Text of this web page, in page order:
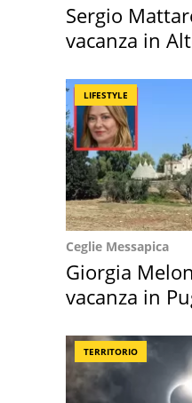
Sergio
vacanza in
LIFESTYLE
Ceglie Messapica
Giorgia
vacanza in
TERRITORIO